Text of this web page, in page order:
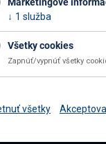
1 služba
Všetky cookies
Zapnúť/vypnúť všetky
všetky